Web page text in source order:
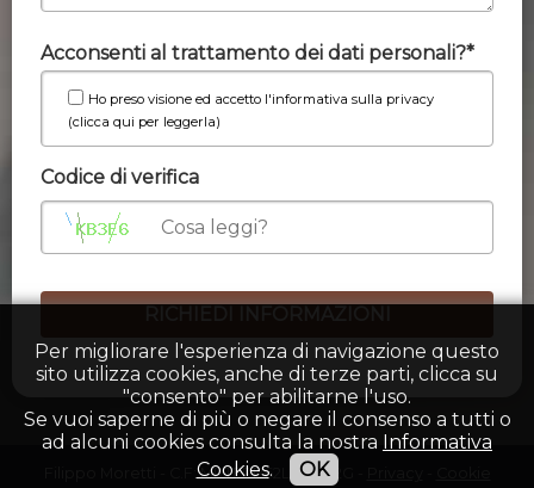
Acconsenti al trattamento dei dati personali?*
Ho preso visione ed accetto l'informativa sulla privacy
(clicca qui per leggerla)
Codice di verifica
Filippo Moretti - C.F: MRTFPP62L27D612G -
Per migliorare l'esperienza di navigazione questo
sito utilizza cookies, anche di terze parti, clicca su
"consento" per abilitarne l'uso.
Se vuoi saperne di più o negare il consenso a tutti o
ad alcuni cookies consulta la nostra Informativa
Cookies. OK